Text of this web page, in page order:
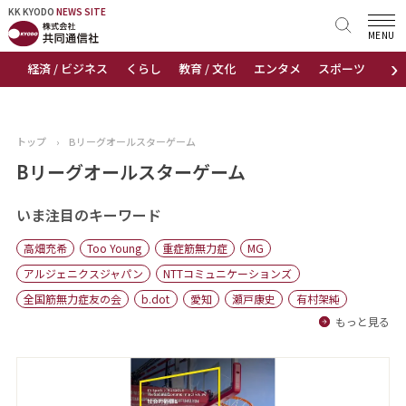
KK KYODO NEWS SITE
›
経済 / ビジネス くらし 教育 / 文化 エンタメ スポーツ 地域
MENU
KK KYODONEWS SITE
トップページ
ニュース
おすすめコンテンツ
出版物
会社概要
トップ › Bリーグオールスターゲーム
Bリーグオールスターゲーム
いま注目のキーワード
高畑充希 Too Young 重症筋無力症
MG
アルジェニクスジャパン
NTTコミュニケーションズ
全国筋無力症友の会
b.dot 愛知 瀬戸康史
有村架純
もっと見る